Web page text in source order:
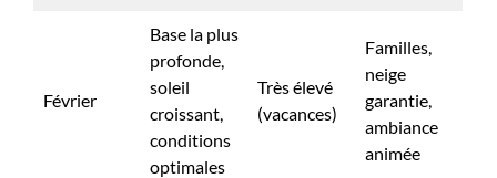
Février
Base la plus
profonde,
soleil
croissant,
conditions
optimales
Très élevé
(vacances)
Familles,
neige
garantie,
ambiance
animée